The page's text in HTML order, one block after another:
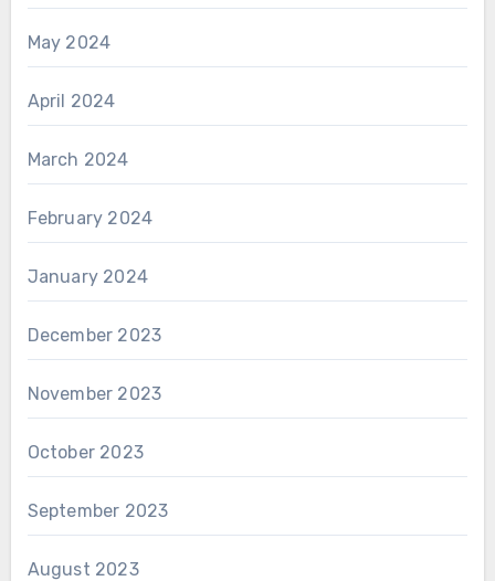
May 2024
April 2024
March 2024
February 2024
January 2024
December 2023
November 2023
October 2023
September 2023
August 2023